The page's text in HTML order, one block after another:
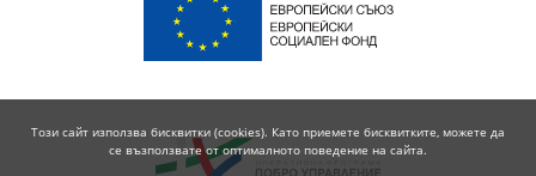
Този сайт използва бисквитки (cookies). Като приемете бисквитките, можете да
се възползвате от оптималното поведение на сайта.